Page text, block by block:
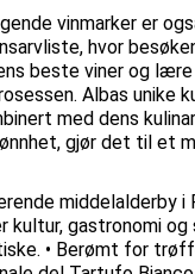
vinmarker er
hvor
beste viner og
Albas unike
med dens
gjør det til et
middelalderby i
kultur, gastronomi og
• Berømt for